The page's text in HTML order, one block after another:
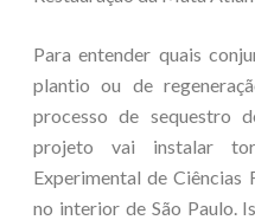
Para entender quais
plantio ou de
processo de sequestro
projeto vai instalar
Experimental de Ciências
no interior de São Paulo.